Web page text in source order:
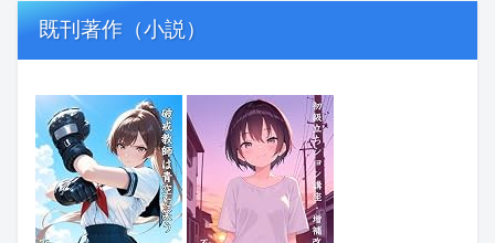
既刊著作（小説）